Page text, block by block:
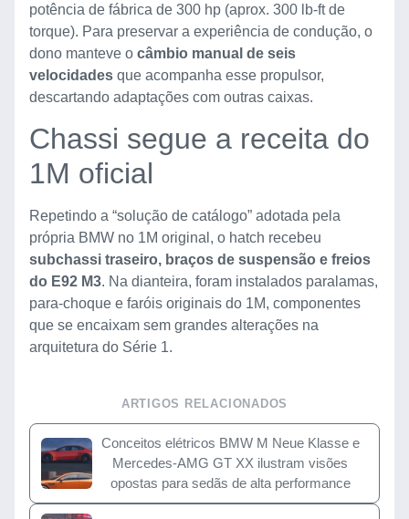
potência de fábrica de 300 hp (aprox. 300 lb-ft de
torque). Para preservar a experiência de condução, o
dono manteve o câmbio manual de seis
velocidades que acompanha esse propulsor,
descartando adaptações com outras caixas.
Chassi segue a receita do
1M oficial
Repetindo a “solução de catálogo” adotada pela
própria BMW no 1M original, o hatch recebeu
subchassi traseiro, braços de suspensão e freios
do E92 M3. Na dianteira, foram instalados paralamas,
para-choque e faróis originais do 1M, componentes
que se encaixam sem grandes alterações na
arquitetura do Série 1.
ARTIGOS RELACIONADOS
Conceitos elétricos BMW M Neue Klasse e
Mercedes-AMG GT XX ilustram visões
opostas para sedãs de alta performance